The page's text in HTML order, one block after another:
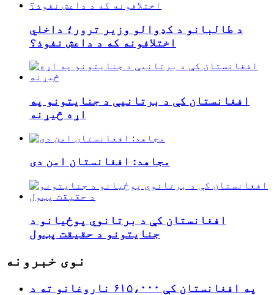
د طالبانو د کډوالو وزیر ترور؛ داخلي
اختلافونه که د داعش نفوذ؟
افغانستان کې د برتانیې د جنایتونو په
اړه څیړنه
مجاهد: افغانستان امن دی
افغانستان کې د برتانوي پوځیانو د
جنایتونو د حقیقت پټول
نوی خبرونه
په افغانستان کې ۶۱۵،۰۰۰ ناروغانو ته د